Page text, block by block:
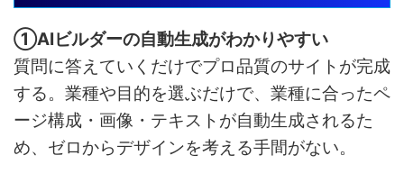
①AIビルダーの自動生成がわかりやすい
質問に答えていくだけでプロ品質のサイトが完成
する。業種や目的を選ぶだけで、業種に合ったペ
ージ構成・画像・テキストが自動生成されるた
め、ゼロからデザインを考える手間がない。